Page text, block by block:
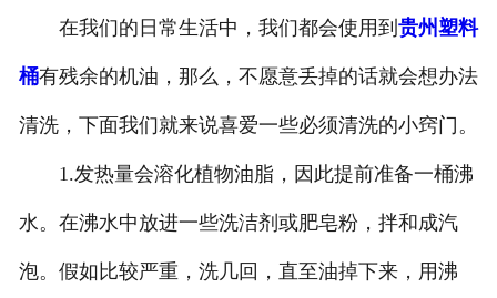
联系我们
在我们的日常生活中，我们都会使用到 贵州塑料
桶有残余的机油，那么，不愿意丢掉的话就会想办法
清洗，下面我们就来说喜爱一些必须清洗的小窍门。
1.发热量会溶化植物油脂，因此提前准备一桶沸
水。在沸水中放进一些洗洁剂或肥皂粉，拌和成汽
泡。假如比较严重，洗几回，直至油掉下来，用沸